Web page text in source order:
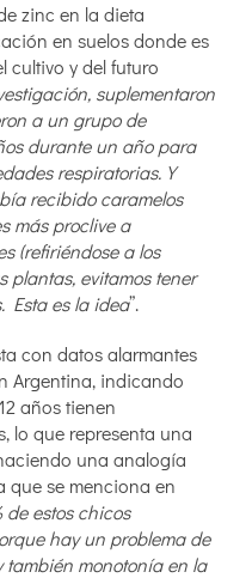
zinc en la dieta
en suelos donde es
cultivo y del futuro
suplementaron
a un grupo de
durante un año para
respiratorias. Y
recibido caramelos
más proclive a
(refiriéndose a los
plantas, evitamos tener
Esta es la idea”.
con datos alarmantes
Argentina, indicando
años tienen
lo que representa una
una analogía
que se menciona en
de estos chicos
hay un problema de
monotonía en la